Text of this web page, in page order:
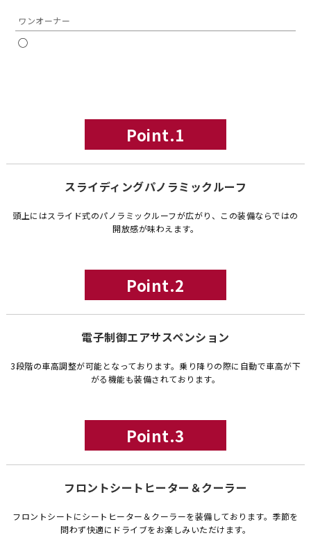
ワンオーナー
◯
Point.1
スライディングパノラミックルーフ
頭上にはスライド式のパノラミックルーフが広がり、この装備ならではの
開放感が味わえます。
Point.2
電子制御エアサスペンション
3段階の車高調整が可能となっております。乗り降りの際に自動で車高が下
がる機能も装備されております。
Point.3
フロントシートヒーター＆クーラー
フロントシートにシートヒーター＆クーラーを装備しております。季節を
問わず快適にドライブをお楽しみいただけます。